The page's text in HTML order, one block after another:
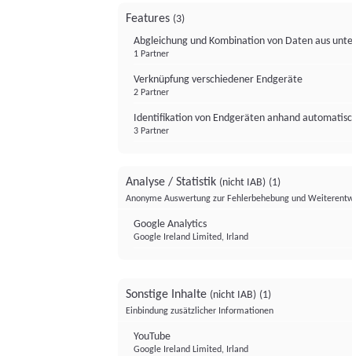
Features (3)
Abgleichung und Kombination von Daten aus
1 Partner
Verknüpfung verschiedener Endgeräte
2 Partner
Identifikation von Endgeräten anhand
3 Partner
Analyse / Statistik (nicht IAB) (1)
Anonyme Auswertung zur Fehlerbehebung und
Google Analytics
Google Ireland Limited, Irland
Sonstige Inhalte (nicht IAB) (1)
Einbindung zusätzlicher Informationen
YouTube
Google Ireland Limited, Irland